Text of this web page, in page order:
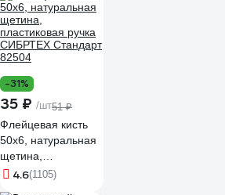
-31%
35 ₽ /шт51 ₽
Флейцевая кисть
50х6, натуральная
щетина,
пластиковая ручка
4.6(1105)